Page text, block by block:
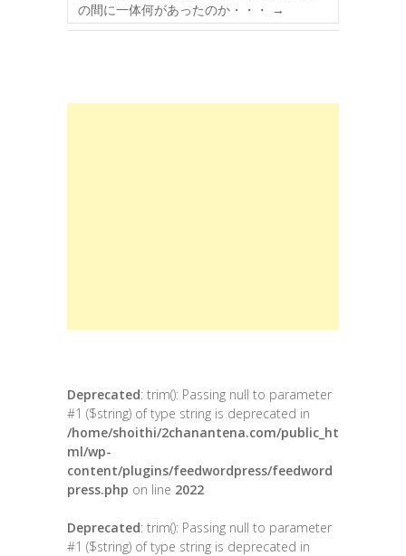
の間に一体何があったのか・・・
→
Deprecated: trim(): Passing null to parameter
#1 ($string) of type string is deprecated in
/home/shoithi/2chanantena.com/public_ht
ml/wp-
content/plugins/feedwordpress/feedword
press.php on line 2022
Deprecated: trim(): Passing null to parameter
#1 ($string) of type string is deprecated in